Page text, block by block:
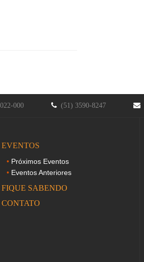
000 (51) 3590-8247
EVENTOS
Próximos Eventos
Eventos Anteriores
FIQUE SABENDO
CONTATO